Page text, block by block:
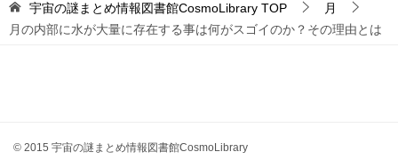
宇宙の謎まとめ情報図書館CosmoLibrary TOP
月
月の内部に水が大量に存在する事は何がスゴイのか？その理由とは
© 2015 宇宙の謎まとめ情報図書館CosmoLibrary